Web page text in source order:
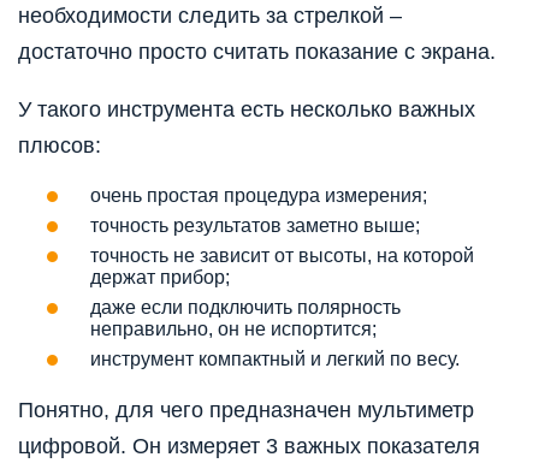
необходимости следить за стрелкой –
достаточно просто считать показание с экрана.
У такого инструмента есть несколько важных
плюсов:
очень простая процедура измерения;
точность результатов заметно выше;
точность не зависит от высоты, на которой
держат прибор;
даже если подключить полярность
неправильно, он не испортится;
инструмент компактный и легкий по весу.
Понятно, для чего предназначен мультиметр
цифровой. Он измеряет 3 важных показателя